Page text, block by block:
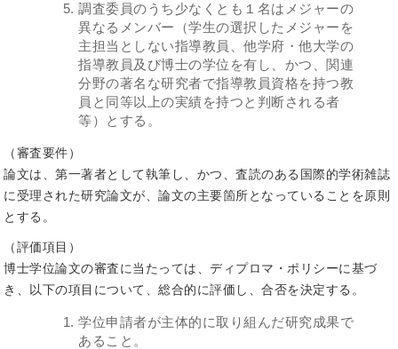
調査委員のうち少なくとも１名はメジャーの
異なるメンバー（学生の選択したメジャーを
主担当としない指導教員、他学府・他大学の
指導教員及び博士の学位を有し、かつ、関連
分野の著名な研究者で指導教員資格を持つ教
員と同等以上の実績を持つと判断される者
等）とする。
（審査要件）
論文は、第一著者として執筆し、かつ、査読のある国際的学術雑誌
に受理された研究論文が、論文の主要箇所となっていることを原則
とする。
（評価項目）
博士学位論文の審査に当たっては、ディプロマ・ポリシーに基づ
き、以下の項目について、総合的に評価し、合否を決定する。
学位申請者が主体的に取り組んだ研究成果で
あること。